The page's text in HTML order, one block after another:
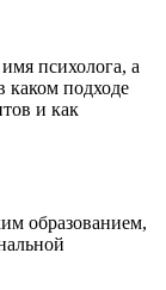
психолога, а
каком подходе
и как
образованием,